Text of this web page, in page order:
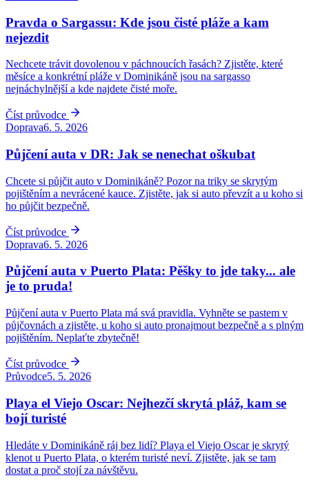
Pravda o Sargassu: Kde jsou čisté pláže a kam
nejezdit
Nechcete trávit dovolenou v páchnoucích řasách? Zjistěte, které
měsíce a konkrétní pláže v Dominikáně jsou na sargasso
nejnáchylnější a kde najdete čisté moře.
Číst průvodce
Doprava6. 5. 2026
Půjčení auta v DR: Jak se nenechat oškubat
Chcete si půjčit auto v Dominikáně? Pozor na triky se skrytým
pojištěním a nevrácené kauce. Zjistěte, jak si auto převzít a u koho si
ho půjčit bezpečně.
Číst průvodce
Doprava6. 5. 2026
Půjčení auta v Puerto Plata: Pěšky to jde taky... ale
je to pruda!
Půjčení auta v Puerto Plata má svá pravidla. Vyhněte se pastem v
půjčovnách a zjistěte, u koho si auto pronajmout bezpečně a s plným
pojištěním. Neplaťte zbytečně!
Číst průvodce
Průvodce5. 5. 2026
Playa el Viejo Oscar: Nejhezčí skrytá pláž, kam se
bojí turisté
Hledáte v Dominikáně ráj bez lidí? Playa el Viejo Oscar je skrytý
klenot u Puerto Plata, o kterém turisté neví. Zjistěte, jak se tam
dostat a proč stojí za návštěvu.